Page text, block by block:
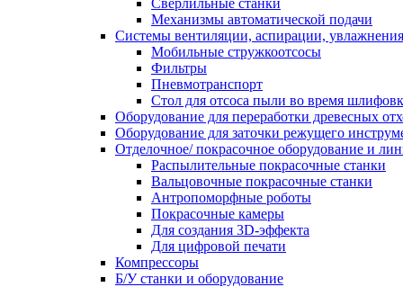
Сверлильные станки
Механизмы автоматической подачи
Системы вентиляции, аспирации, увлажнения
Мобильные стружкоотсосы
Фильтры
Пневмотранспорт
Стол для отсоса пыли во время
Оборудование для переработки древесных
Оборудование для заточки режущего
Отделочное/ покрасочное оборудование и
Распылительные покрасочные станки
Вальцовочные покрасочные станки
Антропоморфные роботы
Покрасочные камеры
Для создания 3D-эффекта
Для цифровой печати
Компрессоры
Б/У станки и оборудование